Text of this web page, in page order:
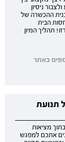
ניסיון
ההכשרה של
הבית
תהליך המיון
26 | פרטים נוספים באתר
תנועת
מציאות
אתכם למפגש